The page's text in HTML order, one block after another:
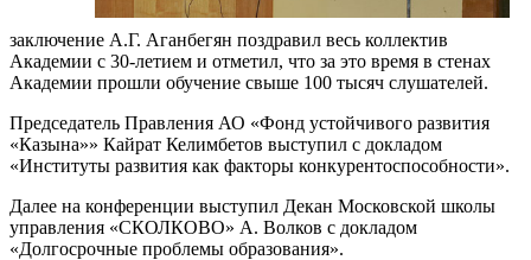
заключение А.Г. Аганбегян поздравил весь коллектив
Академии с 30-летием и отметил, что за это время в стенах
Академии прошли обучение свыше 100 тысяч слушателей.
Председатель Правления АО «Фонд устойчивого развития
«Казына»» Кайрат Келимбетов выступил с докладом
«Институты развития как факторы конкурентоспособности».
Далее на конференции выступил Декан Московской школы
управления «СКОЛКОВО» А. Волков с докладом
«Долгосрочные проблемы образования».